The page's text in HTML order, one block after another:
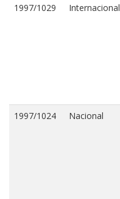
1997/1029 Internacional
1997/1024 Nacional